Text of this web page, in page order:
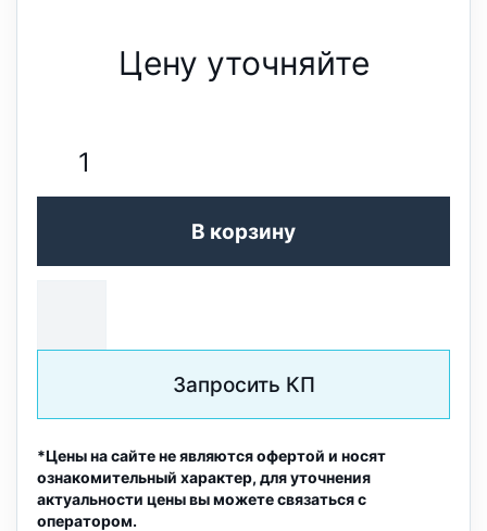
Цену уточняйте
В корзину
Запросить КП
*Цены на сайте не являются офертой и носят
ознакомительный характер, для уточнения
актуальности цены вы можете связаться с
оператором.